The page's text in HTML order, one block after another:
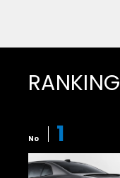
RANKING
No 1